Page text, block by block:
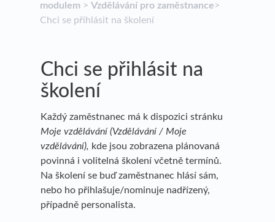
modulem​ > ​ ​Vzdělávání pro zaměstnance​>​
Chci se přihlásit na školení
Chci se přihlásit na
školení
Každý zaměstnanec má k dispozici stránku
Moje vzdělávání (Vzdělávání / Moje
vzdělávání), kde jsou zobrazena plánovaná
povinná i volitelná školení včetně termínů.
Na školení se buď zaměstnanec hlásí sám,
nebo ho přihlašuje/nominuje nadřízený,
případně personalista.